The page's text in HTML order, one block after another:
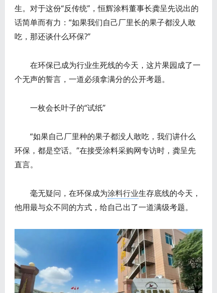
生。对于这份“反传统”，恒辉涂料董事长龚呈先说出的
话简单而有力：“如果我们自己厂里长的果子都没人敢
吃，那还谈什么环保?”
在环保已成为行业生死线的今天，这片果园成了一
个无声的誓言，一道必须拿满分的公开考题。
一枚会长叶子的“试纸”
“如果自己厂里种的果子都没人敢吃，我们讲什么
环保，都是空话。”在接受涂料采购网专访时，龚呈先
直言。
毫无疑问，在环保成为涂料行业生存底线的今天，
他用最与众不同的方式，给自己出了一道满级考题。